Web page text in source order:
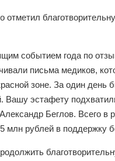
отметил
событием года по
письма медиков,
зоне. За один день
Вашу эстафету
Беглов. Всего в
млн рублей в поддержку